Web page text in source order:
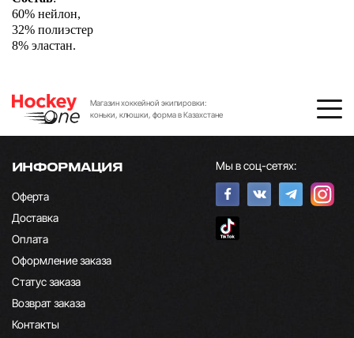
60% нейлон,
32% полиэстер
8% эластан.
Магазин хоккейной экипировки:
коньки, клюшки, форма в Казахстане
ИНФОРМАЦИЯ
Оферта
Доставка
Оплата
Оформление заказа
Статус заказа
Возврат заказа
Контакты
Мы в соц-сетях: